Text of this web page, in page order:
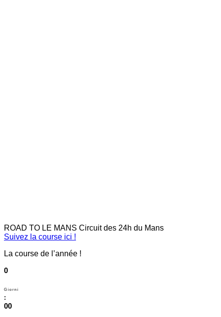
ROAD TO LE MANS Circuit des 24h du Mans
Suivez la course ici !
La course de l’année !
0
Giorni
:
00